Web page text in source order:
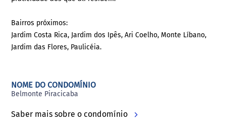
Bairros próximos:
Jardim Costa Rica, Jardim dos Ipês, Ari Coelho, Monte Líbano,
Jardim das Flores, Paulicéia.
NOME DO CONDOMÍNIO
Belmonte Piracicaba
Saber mais sobre o condomínio